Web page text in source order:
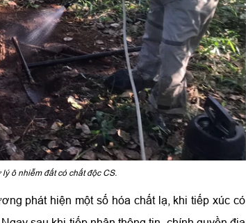
ô nhiễm đất có chất độc CS.
phát hiện một số hóa chất lạ, khi tiếp xúc có